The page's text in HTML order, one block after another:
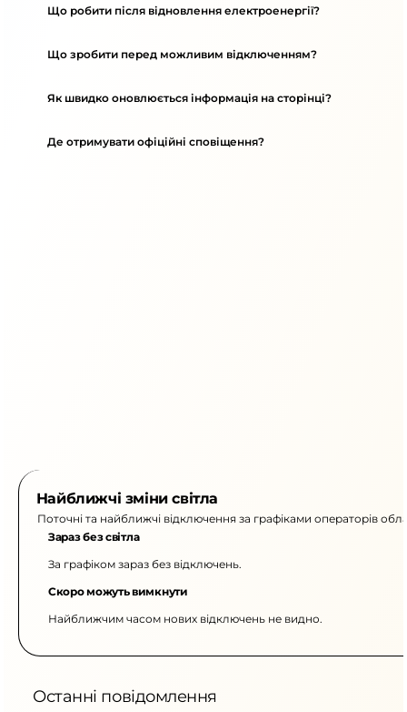
Що робити після відновлення електроенергії?
Що зробити перед можливим відключенням?
Як швидко оновлюється інформація на сторінці?
Де отримувати офіційні сповіщення?
Найближчі зміни світла
Поточні та найближчі відключення за графіками операторів
Зараз без світла
За графіком зараз без відключень.
Скоро можуть вимкнути
Найближчим часом нових відключень не видно.
Останні повідомлення